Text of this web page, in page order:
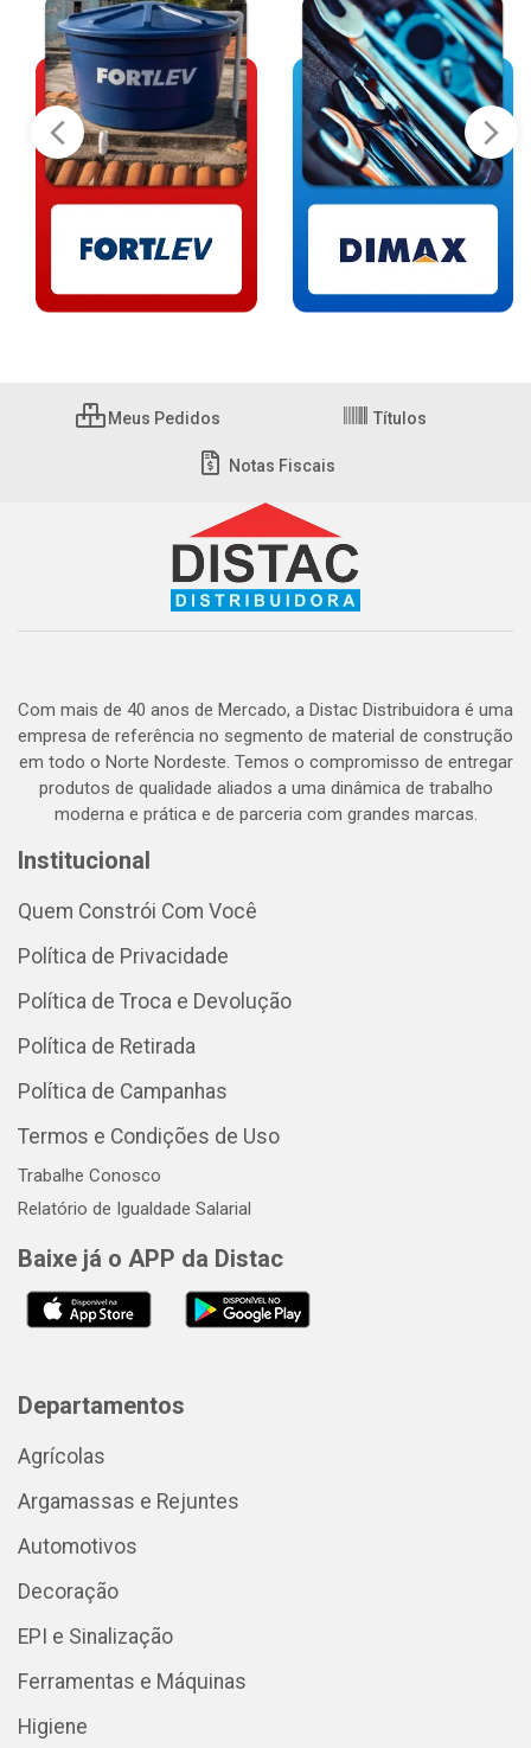
Meus Pedidos Títulos
Notas Fiscais
Com mais de 40 anos de Mercado, a Distac Distribuidora é uma
empresa de referência no segmento de material de construção
em todo o Norte Nordeste. Temos o compromisso de entregar
produtos de qualidade aliados a uma dinâmica de trabalho
moderna e prática e de parceria com grandes marcas.
Institucional
Quem Constrói Com Você
Política de Privacidade
Política de Troca e Devolução
Política de Retirada
Política de Campanhas
Termos e Condições de Uso
Trabalhe Conosco
Relatório de Igualdade Salarial
Baixe já o APP da Distac
Departamentos
Agrícolas
Argamassas e Rejuntes
Automotivos
Decoração
EPI e Sinalização
Ferramentas e Máquinas
Higiene